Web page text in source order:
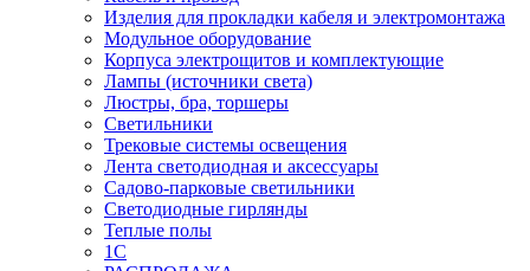
Изделия для прокладки кабеля и электромонтажа
Модульное оборудование
Корпуса электрощитов и комплектующие
Лампы (источники света)
Люстры, бра, торшеры
Светильники
Трековые системы освещения
Лента светодиодная и аксессуары
Садово-парковые светильники
Светодиодные гирлянды
Теплые полы
1С